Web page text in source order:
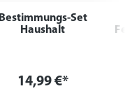
Bestimmungs-Set
Haushalt
14,99 €*